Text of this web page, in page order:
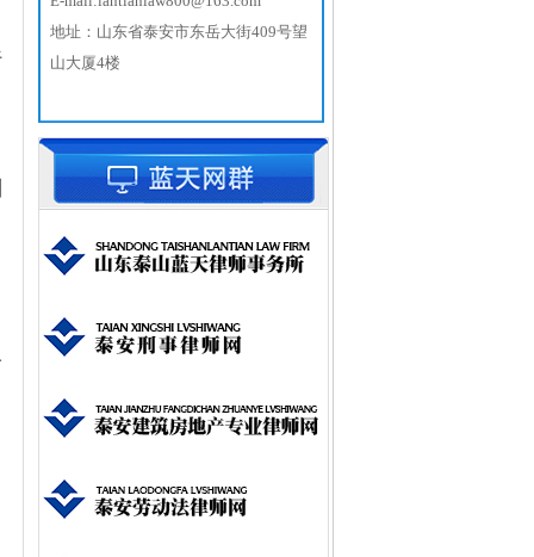
地址：山东省泰安市东岳大街409号望
山大厦4楼